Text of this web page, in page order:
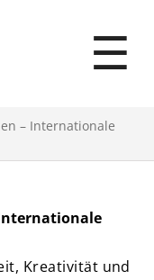
☰
– Internationale
Kreativität und